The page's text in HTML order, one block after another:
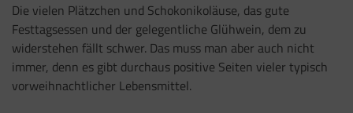
Die vielen Plätzchen und Schokonikoläuse, das gute
Festtagsessen und der gelegentliche Glühwein, dem zu
widerstehen fällt schwer. Das muss man aber auch nicht
immer, denn es gibt durchaus positive Seiten vieler typisch
vorweihnachtlicher Lebensmittel.